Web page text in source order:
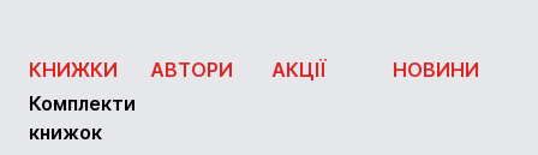
КНИЖКИ
Комплекти
книжок
АВТОРИ АКЦІЇ НОВИНИ